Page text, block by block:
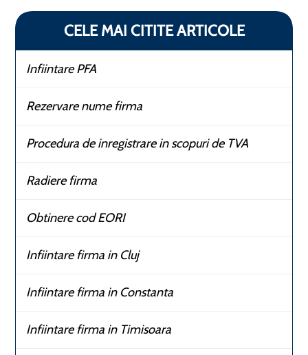
CELE MAI CITITE ARTICOLE
Infiintare PFA
Rezervare nume firma
Procedura de inregistrare in scopuri de TVA
Radiere firma
Obtinere cod EORI
Infiintare firma in Cluj
Infiintare firma in Constanta
Infiintare firma in Timisoara